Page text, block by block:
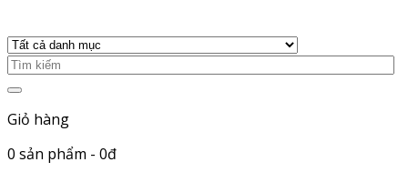
Giỏ hàng
0 sản phẩm - 0đ